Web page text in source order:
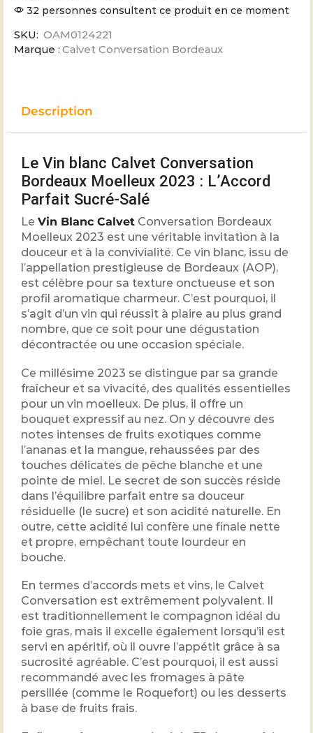
32 personnes consultent ce produit en ce moment
SKU: OAM0124221
Marque : Calvet Conversation Bordeaux
Description
Le Vin blanc Calvet Conversation
Bordeaux Moelleux 2023 : L’Accord
Parfait Sucré-Salé
Le Vin Blanc Calvet Conversation Bordeaux
Moelleux 2023 est une véritable invitation à la
douceur et à la convivialité. Ce vin blanc, issu de
l’appellation prestigieuse de Bordeaux (AOP),
est célèbre pour sa texture onctueuse et son
profil aromatique charmeur. C’est pourquoi, il
s’agit d’un vin qui réussit à plaire au plus grand
nombre, que ce soit pour une dégustation
décontractée ou une occasion spéciale.
Ce millésime 2023 se distingue par sa grande
fraîcheur et sa vivacité, des qualités essentielles
pour un vin moelleux. De plus, il offre un
bouquet expressif au nez. On y découvre des
notes intenses de fruits exotiques comme
l’ananas et la mangue, rehaussées par des
touches délicates de pêche blanche et une
pointe de miel. Le secret de son succès réside
dans l’équilibre parfait entre sa douceur
résiduelle (le sucre) et son acidité naturelle. En
outre, cette acidité lui confère une finale nette
et propre, empêchant toute lourdeur en
bouche.
En termes d’accords mets et vins, le Calvet
Conversation est extrêmement polyvalent. Il
est traditionnellement le compagnon idéal du
foie gras, mais il excelle également lorsqu’il est
servi en apéritif, où il ouvre l’appétit grâce à sa
sucrosité agréable. C’est pourquoi, il est aussi
recommandé avec les fromages à pâte
persillée (comme le Roquefort) ou les desserts
à base de fruits frais.